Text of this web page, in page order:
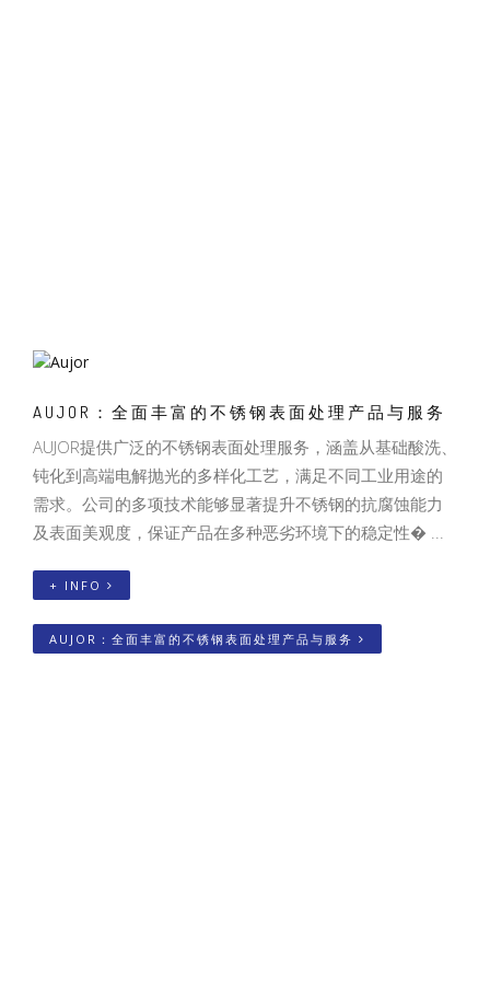
AUJOR：全面丰富的不锈钢表面处理产品与服务
AUJOR提供广泛的不锈钢表面处理服务，涵盖从基础酸洗、
钝化到高端电解抛光的多样化工艺，满足不同工业用途的
需求。公司的多项技术能够显著提升不锈钢的抗腐蚀能力
及表面美观度，保证产品在多种恶劣环境下的稳定性� ...
+ INFO
AUJOR：全面丰富的不锈钢表面处理产品与服务